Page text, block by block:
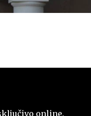
online.